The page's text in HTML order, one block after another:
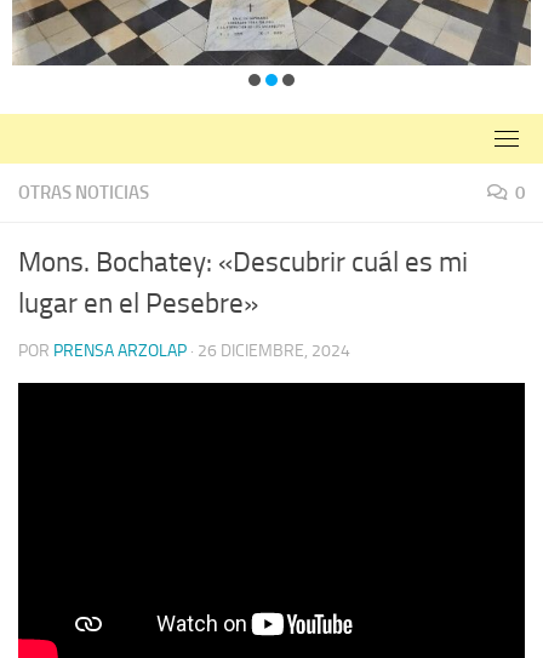
OTRAS NOTICIAS 0
Mons. Bochatey: «Descubrir cuál es mi
lugar en el Pesebre»
POR PRENSA ARZOLAP · 26 DICIEMBRE, 2024